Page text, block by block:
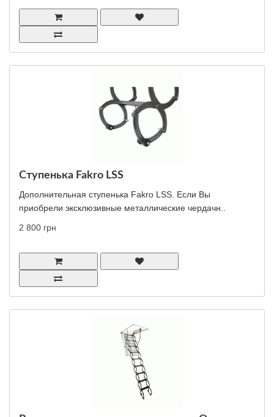
Ступенька Fakro LSS
Дополнительная ступенька Fakro LSS. Если Вы
приобрели эксклюзивные металлические чердачн..
2 800 грн